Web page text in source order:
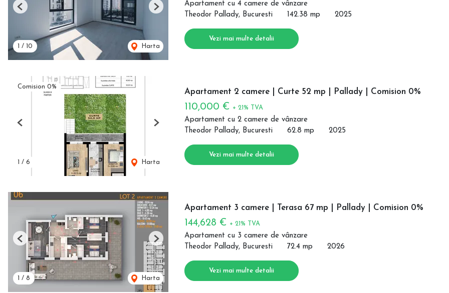
1 / 10 Harta
Previous Next
Apartament cu 4 camere de vânzare
Theodor Pallady, Bucuresti
142.38 mp 2025
Vezi mai multe detalii
Comision 0%
1 / 6 Harta
Previous Next
Apartament 2 camere | Curte 52 mp | Pallady | Comision 0%
110,000 € + 21% TVA
Apartament cu 2 camere de vânzare
Theodor Pallady, Bucuresti
62.8 mp 2025
Vezi mai multe detalii
1 / 8 Harta
Previous Next
Apartament 3 camere | Terasa 67 mp | Pallady | Comision 0%
144,628 € + 21% TVA
Apartament cu 3 camere de vânzare
Theodor Pallady, Bucuresti
72.4 mp 2026
Vezi mai multe detalii